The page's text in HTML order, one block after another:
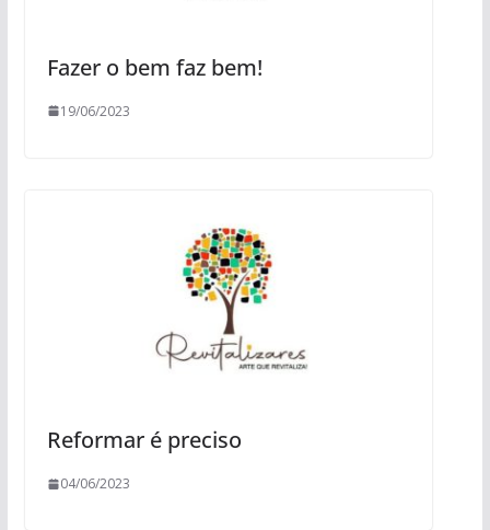
Fazer o bem faz bem!
19/06/2023
Reformar é preciso
04/06/2023